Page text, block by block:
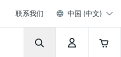
联系我们 中国 (中文)